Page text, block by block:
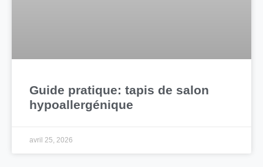
Guide pratique: tapis de salon
hypoallergénique
avril 25, 2026